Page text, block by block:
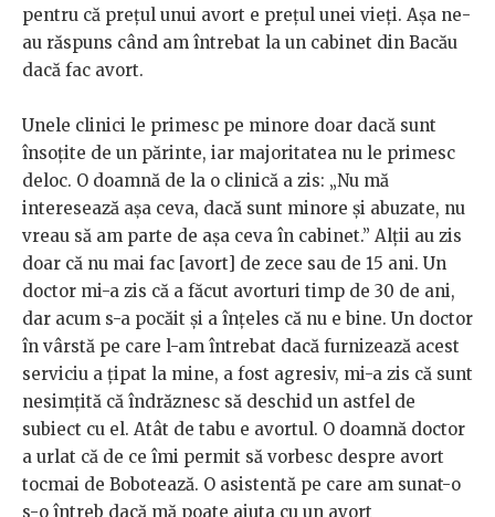
pentru că prețul unui avort e prețul unei vieți. Așa ne-
au răspuns când am întrebat la un cabinet din Bacău
dacă fac avort.
Unele clinici le primesc pe minore doar dacă sunt
însoțite de un părinte, iar majoritatea nu le primesc
deloc. O doamnă de la o clinică a zis: „Nu mă
interesează așa ceva, dacă sunt minore și abuzate, nu
vreau să am parte de așa ceva în cabinet.” Alții au zis
doar că nu mai fac [avort] de zece sau de 15 ani. Un
doctor mi-a zis că a făcut avorturi timp de 30 de ani,
dar acum s-a pocăit și a înțeles că nu e bine. Un doctor
în vârstă pe care l-am întrebat dacă furnizează acest
serviciu a țipat la mine, a fost agresiv, mi-a zis că sunt
nesimțită că îndrăznesc să deschid un astfel de
subiect cu el. Atât de tabu e avortul. O doamnă doctor
a urlat că de ce îmi permit să vorbesc despre avort
tocmai de Bobotează. O asistentă pe care am sunat-o
s-o întreb dacă mă poate ajuta cu un avort